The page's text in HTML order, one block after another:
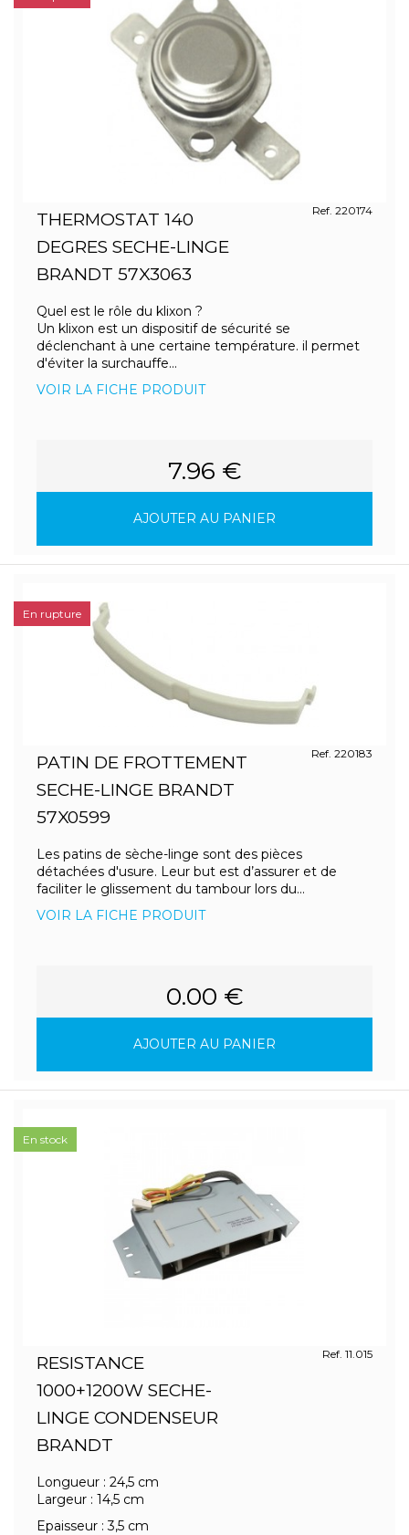
THERMOSTAT 140
DEGRES SECHE-LINGE
BRANDT 57X3063
Ref. 220174
Quel est le rôle du klixon ?
Un klixon est un dispositif de sécurité se
déclenchant à une certaine température. il permet
d'éviter la surchauffe...
VOIR LA FICHE PRODUIT
7.96 €
AJOUTER AU PANIER
PATIN DE FROTTEMENT
SECHE-LINGE BRANDT
57X0599
Ref. 220183
Les patins de sèche-linge sont des pièces
détachées d'usure. Leur but est d’assurer et de
faciliter le glissement du tambour lors du...
VOIR LA FICHE PRODUIT
0.00 €
AJOUTER AU PANIER
En rupture
RESISTANCE
1000+1200W SECHE-
LINGE CONDENSEUR
BRANDT
Ref. 11.015
Longueur : 24,5 cm
Largeur : 14,5 cm
Epaisseur : 3,5 cm
En stock